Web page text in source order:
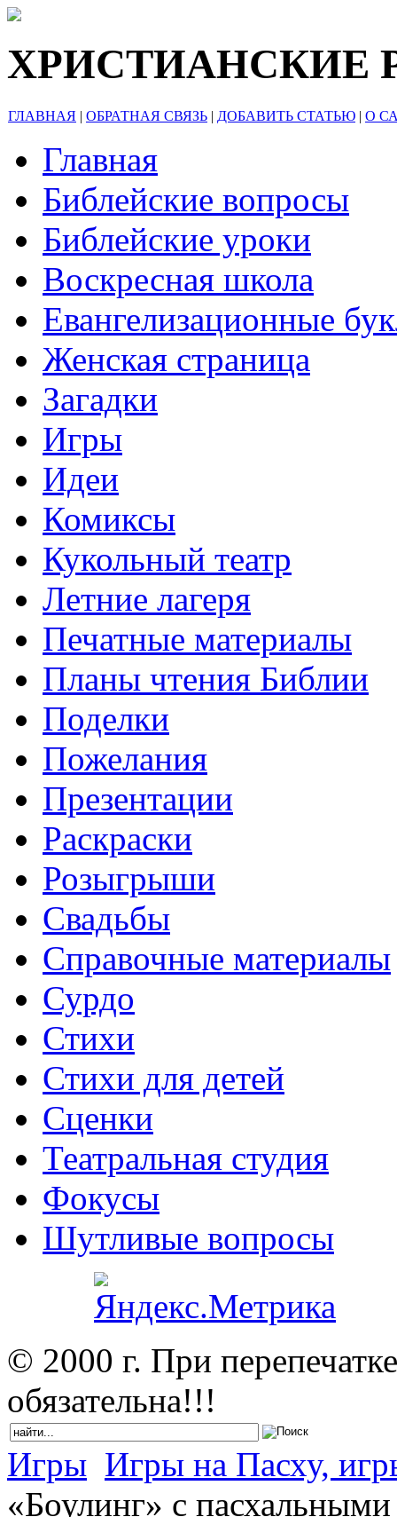
ХРИСТИАНСКИЕ
ГЛАВНАЯ | ОБРАТНАЯ СВЯЗЬ | ДОБАВИТЬ СТАТЬЮ | О
Главная
Библейские вопросы
Библейские уроки
Воскресная школа
Евангелизационные
Женская страница
Загадки
Игры
Идеи
Комиксы
Кукольный театр
Летние лагеря
Печатные материалы
Планы чтения Библии
Поделки
Пожелания
Презентации
Раскраски
Розыгрыши
Свадьбы
Справочные материалы
Сурдо
Стихи
Стихи для детей
Сценки
Театральная студия
Фокусы
Шутливые вопросы
© 2000 г. При
обязательна!!!
Игры Игры на Пасху,
«Боулинг» с